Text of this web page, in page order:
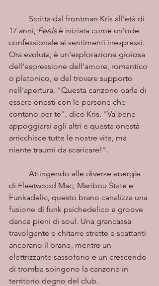
17 anni, Feels è iniziata come un'ode
confessionale ai sentimenti inespressi.
Ora evoluta, è un'esplorazione gioiosa
dell'espressione dell'amore, romantico
o platonico, e del trovare supporto
nell'apertura. "Questa canzone parla di
essere onesti con le persone che
contano per te", dice Kris. "Va bene
appoggiarsi agli altri e questa onestà
arricchisce tutte le nostre vite, ma
niente traumi da scaricare!".
di Fleetwood Mac, Maribou State e
Funkadelic, questo brano canalizza una
fusione di funk psichedelico e groove
dance pieni di soul. Una grancassa
travolgente e chitarre strette e scattanti
ancorano il brano, mentre un
elettrizzante sassofono e un crescendo
di tromba spingono la canzone in
territorio degno del club.